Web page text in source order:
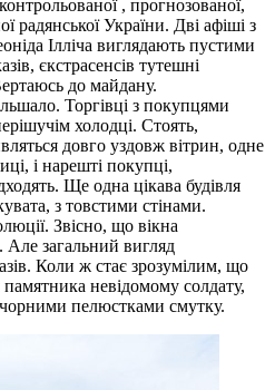
, прогнозованої,
радянської України. Дві афіші з
Ілліча виглядають пустими
єкстрасенсів тутешні
до майдану.
Торгівці з покупцями
холодці. Стоять,
довго уздовж вітрин, одне
і нарешті покупці,
Ще одна цікава будівля
з товстими стінами.
Звісно, що вікна
загальний вигляд
Коли ж стає зрозумілим, що
памятника невідомому солдату,
чорними пелюстками смутку.